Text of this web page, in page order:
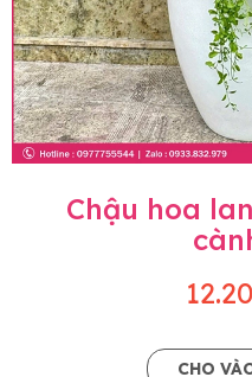
Chậu hoa
CHO